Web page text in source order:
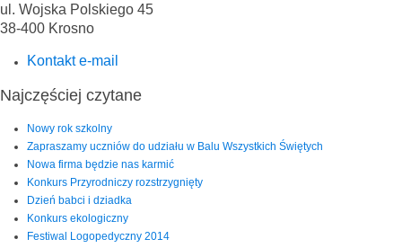
ul. Wojska Polskiego 45
38-400 Krosno
Kontakt e-mail
Najczęściej czytane
Nowy rok szkolny
Zapraszamy uczniów do udziału w Balu Wszystkich Świętych
Nowa firma będzie nas karmić
Konkurs Przyrodniczy rozstrzygnięty
Dzień babci i dziadka
Konkurs ekologiczny
Festiwal Logopedyczny 2014